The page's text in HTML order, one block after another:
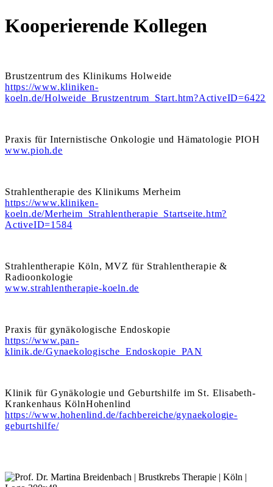
Kooperierende Kollegen
Brustzentrum des Klinikums Holweide
https://www.kliniken-
koeln.de/Holweide_Brustzentrum_Start.htm?ActiveID=6422
Praxis für Internistische Onkologie und Hämatologie PIOH
www.pioh.de
Strahlentherapie des Klinikums Merheim
https://www.kliniken-
koeln.de/Merheim_Strahlentherapie_Startseite.htm?
ActiveID=1584
Strahlentherapie Köln, MVZ für Strahlentherapie &
Radioonkologie
www.strahlentherapie-koeln.de
Praxis für gynäkologische Endoskopie
https://www.pan-
klinik.de/Gynaekologische_Endoskopie_PAN
Klinik für Gynäkologie und Geburtshilfe im St. Elisabeth-
Krankenhaus KölnHohenlind
https://www.hohenlind.de/fachbereiche/gynaekologie-
geburtshilfe/